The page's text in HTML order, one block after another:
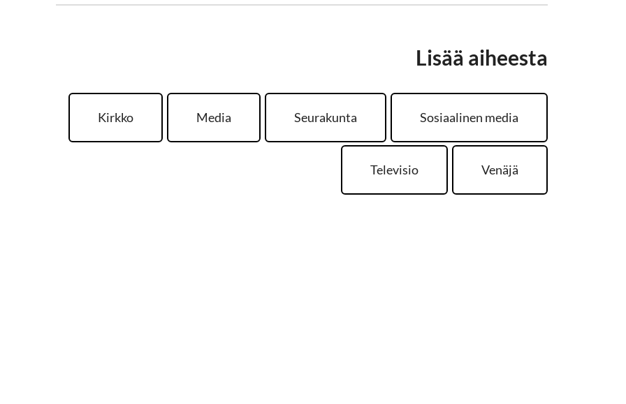
Lisää aiheesta
Kirkko Media Seurakunta Sosiaalinen media
Televisio Venäjä